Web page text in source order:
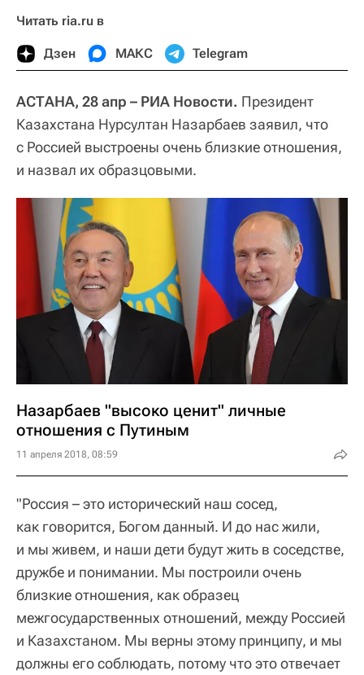
Читать ria.ru в
Дзен МАКС Telegram
АСТАНА, 28 апр – РИА Новости. Президент
Казахстана Нурсултан Назарбаев заявил, что
с Россией выстроены очень близкие отношения,
и назвал их образцовыми.
Назарбаев "высоко ценит" личные
отношения с Путиным
11 апреля 2018, 08:59
"Россия – это исторический наш сосед,
как говорится, Богом данный. И до нас жили,
и мы живем, и наши дети будут жить в соседстве,
дружбе и понимании. Мы построили очень
близкие отношения, как образец
межгосударственных отношений, между Россией
и Казахстаном. Мы верны этому принципу, и мы
должны его соблюдать, потому что это отвечает